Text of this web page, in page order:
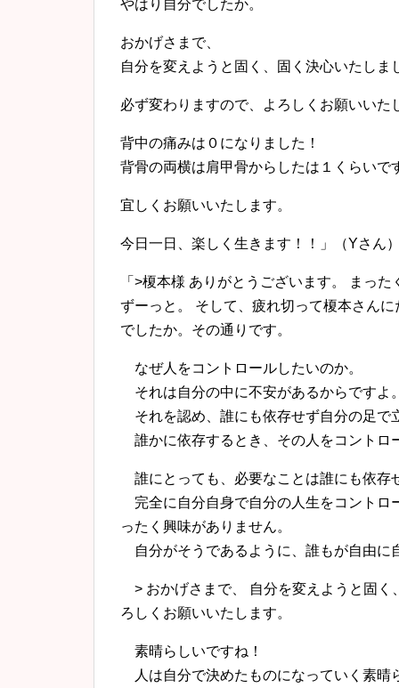
やはり自分でしたか。
おかげさまで、
自分を変えようと固く、固く決心いたしま
必ず変わりますので、よろしくお願いいた
背中の痛みは０になりました！
背骨の両横は肩甲骨からしたは１くらい
宜しくお願いいたします。
今日一日、楽しく生きます！！」（Yさん
「>榎本様 ありがとうございます。 まっ
ずーっと。 そして、疲れ切って榎本さん
でしたか。その通りです。
なぜ人をコントロールしたいのか。
それは自分の中に不安があるからですよ
それを認め、誰にも依存せず自分の足で
誰かに依存するとき、その人をコントロ
誰にとっても、必要なことは誰にも依存
完全に自分自身で自分の人生をコントロ
ったく興味がありません。
自分がそうであるように、誰もが自由に
> おかげさまで、 自分を変えようと固く
ろしくお願いいたします。
素晴らしいですね！
人は自分で決めたものになっていく素晴